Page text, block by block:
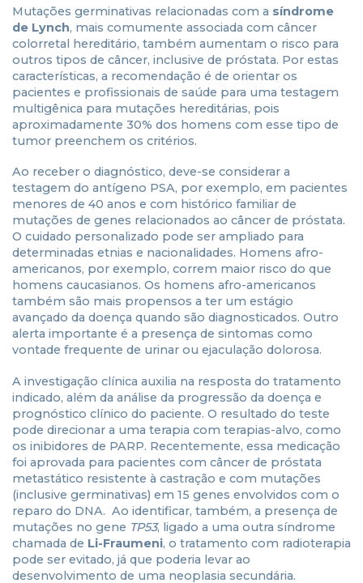
Mutações germinativas relacionadas com a síndrome
de Lynch, mais comumente associada com câncer
colorretal hereditário, também aumentam o risco para
outros tipos de câncer, inclusive de próstata. Por estas
características, a recomendação é de orientar os
pacientes e profissionais de saúde para uma testagem
multigênica para mutações hereditárias, pois
aproximadamente 30% dos homens com esse tipo de
tumor preenchem os critérios.
Ao receber o diagnóstico, deve-se considerar a
testagem do antígeno PSA, por exemplo, em pacientes
menores de 40 anos e com histórico familiar de
mutações de genes relacionados ao câncer de próstata.
O cuidado personalizado pode ser ampliado para
determinadas etnias e nacionalidades. Homens afro-
americanos, por exemplo, correm maior risco do que
homens caucasianos. Os homens afro-americanos
também são mais propensos a ter um estágio
avançado da doença quando são diagnosticados. Outro
alerta importante é a presença de sintomas como
vontade frequente de urinar ou ejaculação dolorosa.
A investigação clínica auxilia na resposta do tratamento
indicado, além da análise da progressão da doença e
prognóstico clínico do paciente. O resultado do teste
pode direcionar a uma terapia com terapias-alvo, como
os inibidores de PARP. Recentemente, essa medicação
foi aprovada para pacientes com câncer de próstata
metastático resistente à castração e com mutações
(inclusive germinativas) em 15 genes envolvidos com o
reparo do DNA. Ao identificar, também, a presença de
mutações no gene TP53, ligado a uma outra síndrome
chamada de Li-Fraumeni, o tratamento com radioterapia
pode ser evitado, já que poderia levar ao
desenvolvimento de uma neoplasia secundária.